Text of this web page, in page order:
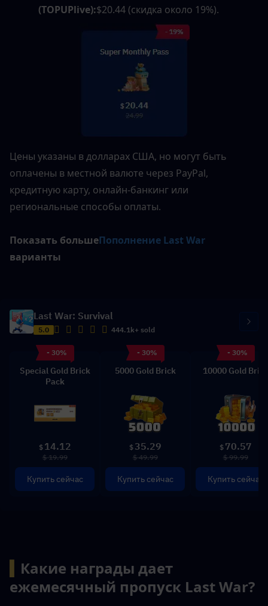
(TOPUPlive):$20.44 (скидка около 19%).
Цены указаны в долларах США, но могут быть
оплачены в местной валюте через PayPal,
кредитную карту, онлайн-банкинг или
региональные способы оплаты.
Показать большеПополнение Last War
варианты
Last War: Survival
5.0 444.1k+ sold
- 30%
Special Gold Brick
Pack
$ 14.12
$ 19.99
Купить сейчас
- 30%
5000 Gold Brick
$ 35.29
$ 49.99
Купить сейчас
- 30%
10000 Gold Brick
$ 70.57
$ 99.99
Купить сейчас
Какие награды дает
ежемесячный пропуск Last War?